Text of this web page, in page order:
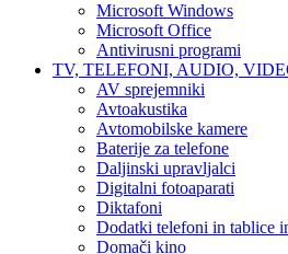
Microsoft Windows
Microsoft Office
Antivirusni programi
TV, TELEFONI, AUDIO,
AV sprejemniki
Avtoakustika
Avtomobilske kamere
Baterije za telefone
Daljinski upravljalci
Digitalni fotoaparati
Diktafoni
Dodatki telefoni in tablice
Domači kino